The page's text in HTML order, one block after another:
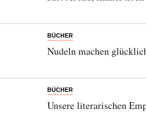
BÜCHER
Nudeln machen
BÜCHER
Unsere literarischen